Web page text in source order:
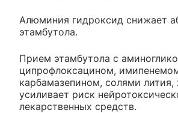
Алюминия гидроксид снижает
этамбутола.
Прием этамбутола с
ципрофлоксацином,
карбамазепином, солями лития,
усиливает риск
лекарственных средств.